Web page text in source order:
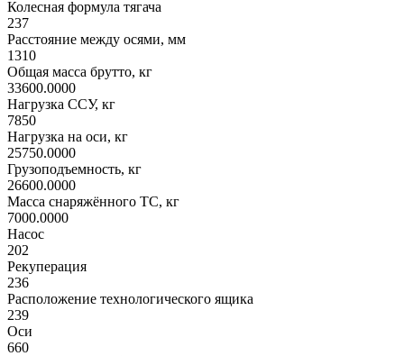
Колесная формула тягача
237
Расстояние между осями, мм
1310
Общая масса брутто, кг
33600.0000
Нагрузка ССУ, кг
7850
Нагрузка на оси, кг
25750.0000
Грузоподъемность, кг
26600.0000
Масса снаряжённого ТС, кг
7000.0000
Насос
202
Рекуперация
236
Расположение технологического ящика
239
Оси
660